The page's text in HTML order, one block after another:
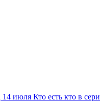
14 июля Кто есть кто в